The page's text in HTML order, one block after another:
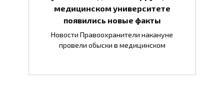
медицинском университете
появились новые факты
Новости Правоохранители накануне
провели обыски в медицинском